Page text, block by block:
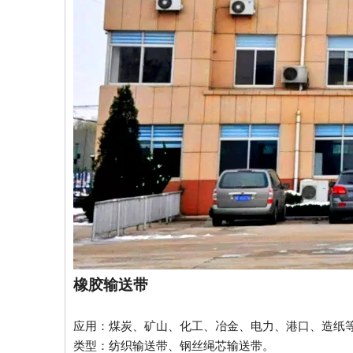
橡胶输送带
应用：煤炭、矿山、化工、冶金、电力、港口、造纸
类型：纺织输送带、钢丝绳芯输送带。